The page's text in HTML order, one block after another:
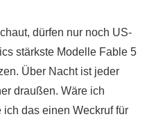
dürfen nur noch US-
stärkste Modelle Fable 5
Über Nacht ist jeder
draußen. Wäre ich
ich das einen Weckruf für